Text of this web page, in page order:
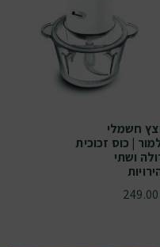
חשמלי
| כוס זכוכית
ושתי
249.00